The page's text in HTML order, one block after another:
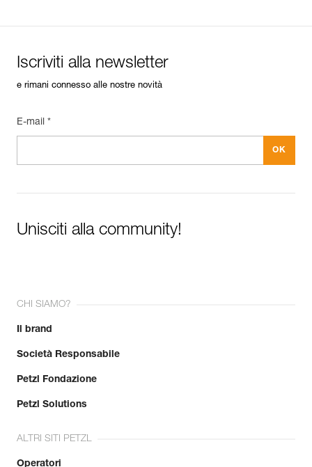
Iscriviti alla newsletter
e rimani connesso alle nostre novità
E-mail *
Unisciti alla community!
CHI SIAMO?
Il brand
Società Responsabile
Petzl Fondazione
Petzl Solutions
ALTRI SITI PETZL
Operatori